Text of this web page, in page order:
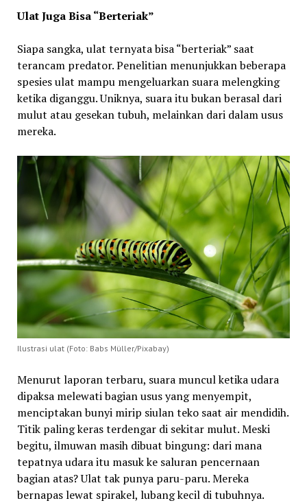
Ulat Juga Bisa “Berteriak”
Siapa sangka, ulat ternyata bisa “berteriak” saat
terancam predator. Penelitian menunjukkan beberapa
spesies ulat mampu mengeluarkan suara melengking
ketika diganggu. Uniknya, suara itu bukan berasal dari
mulut atau gesekan tubuh, melainkan dari dalam usus
mereka.
Ilustrasi ulat (Foto: Babs Müller/Pixabay)
Menurut laporan terbaru, suara muncul ketika udara
dipaksa melewati bagian usus yang menyempit,
menciptakan bunyi mirip siulan teko saat air mendidih.
Titik paling keras terdengar di sekitar mulut. Meski
begitu, ilmuwan masih dibuat bingung: dari mana
tepatnya udara itu masuk ke saluran pencernaan
bagian atas? Ulat tak punya paru-paru. Mereka
bernapas lewat spirakel, lubang kecil di tubuhnya.